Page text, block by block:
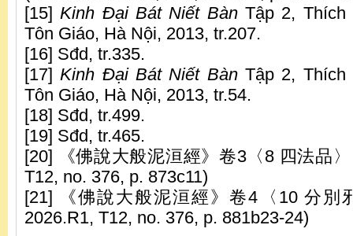
[15]Kinh Đại Bát Niết BànTập 2, Thích
Tôn Giáo, Hà Nội, 2013, tr.207.
[16] Sđd, tr.335.
[17]Kinh Đại Bát Niết BànTập 2, Thích
Tôn Giáo, Hà Nội, 2013, tr.54.
[18] Sđd, tr.499.
[19] Sđd, tr.465.
[20] 《佛說大般泥洹經》卷3〈8 四法品
T12, no. 376, p. 873c11)
[21] 《佛說大般泥洹經》卷4〈10 分別
2026.R1, T12, no. 376, p. 881b23-24)